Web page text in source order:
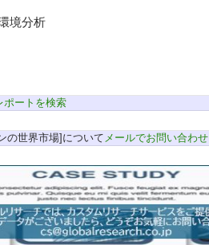
境分析
ポートを検索
の世界市場]についてメールでお問い合わせ